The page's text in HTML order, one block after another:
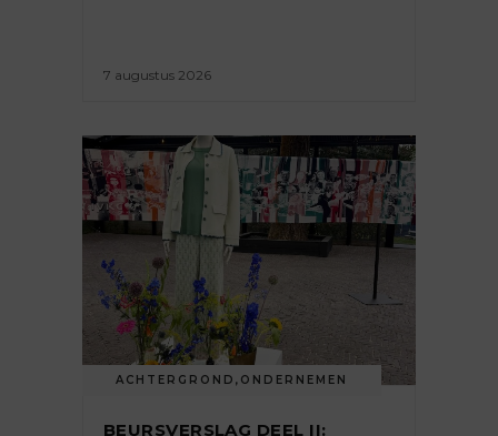
7 augustus 2026
ACHTERGROND , ONDERNEMEN
BEURSVERSLAG DEEL II: